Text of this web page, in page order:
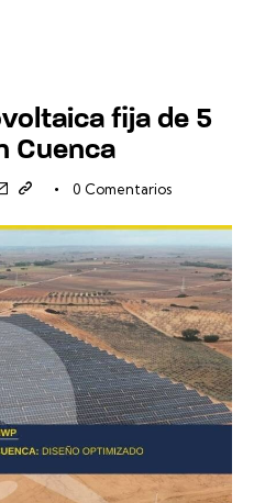
fija de 5
Cuenca
email
Copiar enlace
0 Comentarios